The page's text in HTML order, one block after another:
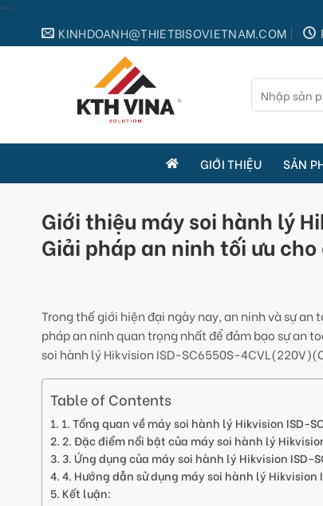
""
content
KINHDOANH@THIETBISOVIETNAM.COM
kiếm:
GIỚI THIỆU SẢN
Giới thiệu máy soi hành lý
Giải pháp an ninh tối ưu
Trong thế giới hiện đại ngày nay, an ninh và sự
pháp an ninh quan trọng nhất để đảm bạo sự an
soi hành lý Hikvision ISD-SC6550S-
Table of Contents
1. Tổng quan về máy soi hành lý Hikvision ISD-
2. Đặc điểm nổi bật của máy soi hành lý
3. Ứng dụng của máy soi hành lý Hikvision ISD-
4. Hướng dẫn sử dụng máy soi hành lý
Kết luận: